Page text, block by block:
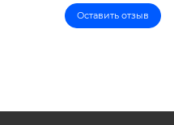
Оставить отзыв